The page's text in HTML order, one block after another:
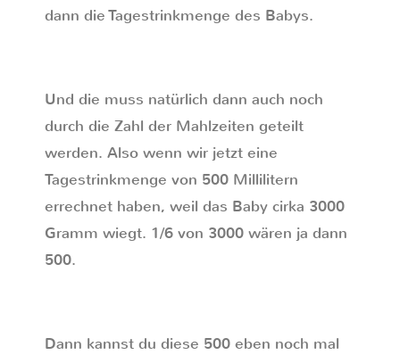
dann die Tagestrinkmenge des Babys.
Und die muss natürlich dann auch noch
durch die Zahl der Mahlzeiten geteilt
werden. Also wenn wir jetzt eine
Tagestrinkmenge von 500 Millilitern
errechnet haben, weil das Baby cirka 3000
Gramm wiegt. 1/6 von 3000 wären ja dann
500.
Dann kannst du diese 500 eben noch mal